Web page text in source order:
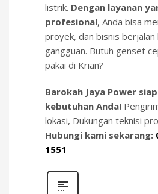
listrik. Dengan layanan
profesional, Anda bisa
proyek, dan bisnis berjalan
gangguan. Butuh genset
pakai di Krian?
Barokah Jaya Power
kebutuhan Anda!
lokasi, Dukungan teknisi
Hubungi kami sekarang:
1551